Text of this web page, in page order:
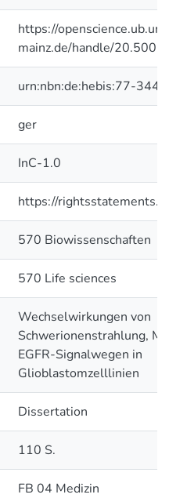
https://
mainz.de/handle/
urn:nbn:de:hebis:77-
ger
InC-1.0
https://
570 Biowissenschaften
570 Life sciences
Wechselwirkungen von
Schwerionenstrahlung,
EGFR-Signalwegen in
Glioblastomzelllinien
Dissertation
110 S.
FB 04 Medizin